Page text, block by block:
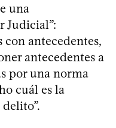
una
Judicial”:
con antecedentes,
antecedentes a
por una norma
cuál es la